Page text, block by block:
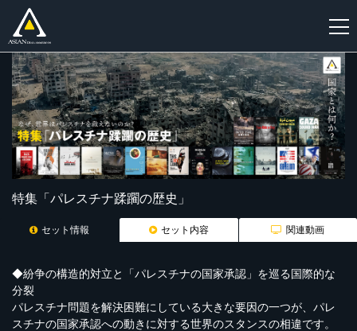
特集「パレスチナ蹂躙の歴史」
セット情報 セット内容 関連動画
◆紛争の構造的対立と「パレスチナの国家承認」を巡る国際的な
分裂
パレスチナ問題を解決困難にしている大きな要因の一つが、パレ
スチナの国家承認への動きに対する世界のスタンスの相違です。